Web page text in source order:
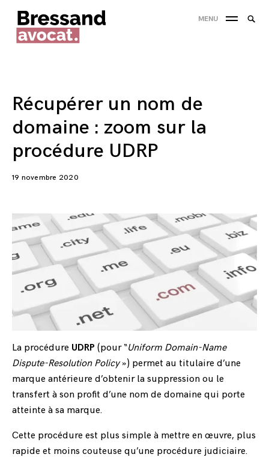
Skip
to
content
MENU
Récupérer un nom de
domaine : zoom sur la
procédure UDRP
19 novembre 2020
La procédure UDRP (pour “Uniform Domain-Name
Dispute-Resolution Policy») permet au titulaire d’une
marque antérieure d’obtenir la suppression ou le
transfert à son profit d’une nom de domaine qui porte
atteinte à sa marque.
Cette procédure est plus simple à mettre en œuvre, plus
rapide et moins couteuse qu’une procédure judiciaire.